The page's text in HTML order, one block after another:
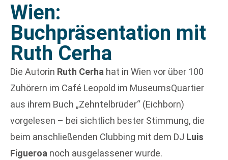
Wien:
Buchpräsentation mit
Ruth Cerha
Die Autorin Ruth Cerha hat in Wien vor über 100
Zuhörern im Café Leopold im MuseumsQuartier
aus ihrem Buch „Zehntelbrüder“ (Eichborn)
vorgelesen – bei sichtlich bester Stimmung, die
beim anschließenden Clubbing mit dem DJ Luis
Figueroa noch ausgelassener wurde.